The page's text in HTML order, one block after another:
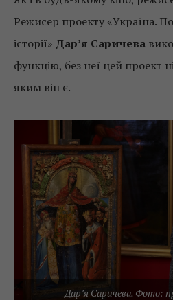
Режисер проекту «Україна.
історії» Дар’я Саричева
функцію, без неї цей проект
яким він є.
Дар’я Саричева. Фото: